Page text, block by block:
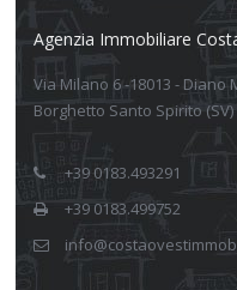
Agenzia Immobiliare
Via Milano 6 -18013 - Diano
Borghetto Santo Spirito (SV)
+39 0183.493291
+39 0183.499752